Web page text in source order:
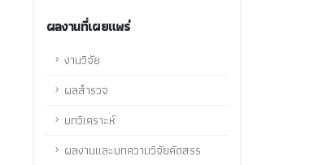
ผลงานที่เผยแพร่
งานวิจัย
ผลสำรวจ
บทวิเคราะห์
ผลงานและบทความวิจัยคัดสรร